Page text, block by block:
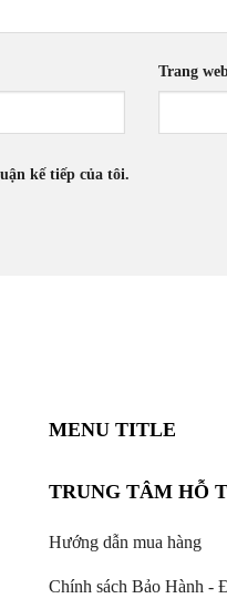
Trang
kế tiếp của tôi.
MENU TITLE
TRUNG TÂM HỖ
Hướng dẫn mua hàng
Chính sách Bảo Hành -